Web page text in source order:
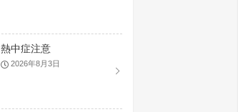
熱中症注意
2026年8月3日